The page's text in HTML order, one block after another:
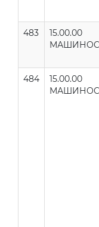
483
15.00.00
484
15.00.00